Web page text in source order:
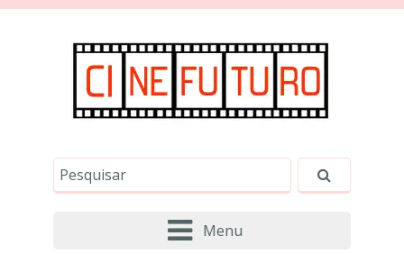
Menu
site, analisar seu uso de nossos produtos e
serviços, ajudar com nossos esforços de
marketing e fornecer conteúdo de terceiros. Leia
Política de Cookies e Privacidade
Eu aceito